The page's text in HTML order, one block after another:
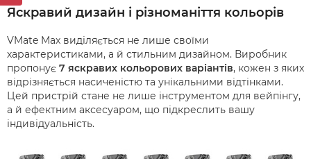
Яскравий дизайн і різноманіття кольорів
VMate Max виділяється не лише своїми
характеристиками, а й стильним дизайном. Виробник
пропонує 7 яскравих кольорових варіантів, кожен з яких
відрізняється насиченістю та унікальними відтінками.
Цей пристрій стане не лише інструментом для вейпінгу,
а й ефектним аксесуаром, що підкреслить вашу
індивідуальність.